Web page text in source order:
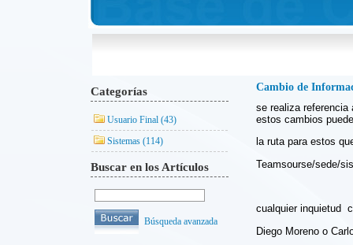
Categorías
Usuario Final (43)
Sistemas (114)
Buscar en los Artículos
Búsqueda avanzada
Cambio de
se realiza
estos cambios
la ruta para estos
Teamsourse/sede/
cualquier inquietud
Diego Moreno o